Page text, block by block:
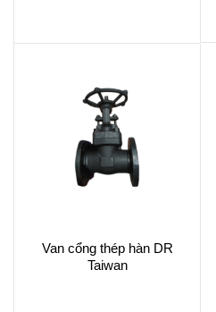
Van cổng thép hàn DR
Taiwan